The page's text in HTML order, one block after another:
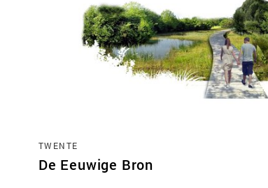
TWENTE
De Eeuwige Bron